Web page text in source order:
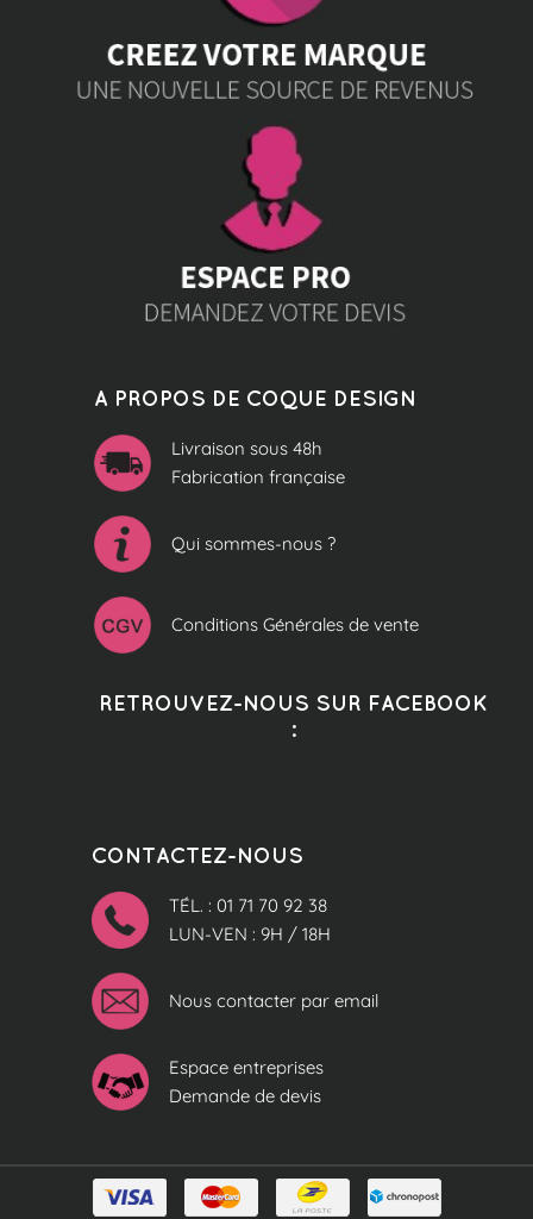
A PROPOS DE COQUE DESIGN
Livraison sous 48h
Fabrication française
Qui sommes-nous ?
Conditions Générales de vente
RETROUVEZ-NOUS SUR FACEBOOK
:
CONTACTEZ-NOUS
TÉL. : 01 71 70 92 38
LUN-VEN : 9H / 18H
Nous contacter par email
Espace entreprises
Demande de devis